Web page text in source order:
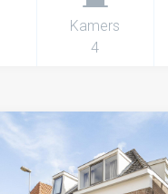
Kamers
4